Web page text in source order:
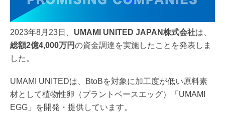
2023年8月23日、 UMAMI UNITED JAPAN株式会社は、
総額2億4,000万円の資金調達を実施したことを発表しま
した。
UMAMI UNITEDは、BtoBを対象に加工度が低い原料素
材として植物性卵（プラントベースエッグ）「UMAMI
EGG」を開発・提供しています。